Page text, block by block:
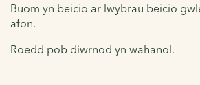
Buom yn beicio ar lwybrau beicio
afon.
Roedd pob diwrnod yn wahanol.